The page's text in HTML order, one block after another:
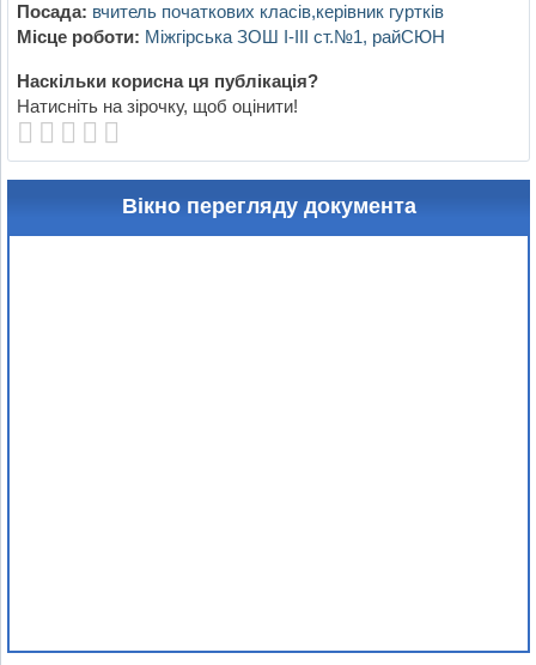
Посада: вчитель початкових класів,керівник гуртків
Місце роботи: Міжгірська ЗОШ I-III ст.№1, райСЮН
Наскільки корисна ця публікація?
Натисніть на зірочку, щоб оцінити!
Вікно перегляду документа